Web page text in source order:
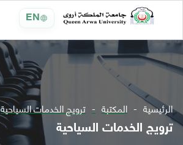
EN
الرئيسية المكتبة ترويج الخدمات السياحية
ترويج الخدمات السياحية